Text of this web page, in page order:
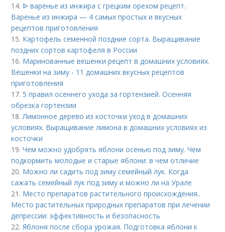
14. ᐉ варенье из инжира с грецким орехом рецепт.
Варенье из инжира — 4 самых простых и вкусных
рецептов приготовления
15. Картофель семенной поздние сорта. Выращивание
поздних сортов картофеля в России
16. Маринованные вешенки рецепт в домашних условиях.
Вешенки на зиму - 11 домашних вкусных рецептов
приготовления
17. 5 правил осеннего ухода за гортензией. Осенняя
обрезка гортензии
18. Лимонное дерево из косточки уход в домашних
условиях. Выращивание лимона в домашних условиях из
косточки
19.Чем можно удобрять яблони осенью под зиму. Чем
подкормить молодые и старые яблони: в чем отличие
20. Можно ли садить под зиму семейный лук. Когда
сажать семейный лук под зиму и можно ли на Урале
21. Место препаратов растительного происхождения..
Место растительных природных препаратов при лечении
депрессии: эффективность и безопасность
22. Яблоня после сбора урожая. Подготовка яблони к